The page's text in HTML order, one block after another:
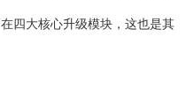
四大核心升级模块，这也是其